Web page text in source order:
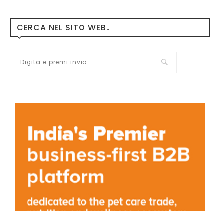
CERCA NEL SITO WEB…